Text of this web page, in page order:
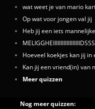
wat weet je van mario
Op wat voor jongen val jij
Heb jij een iets
Hoeveel koekjes kan jij in
Kan jij een vriend(in) van
Meer quizzen
Nog meer quizzen: